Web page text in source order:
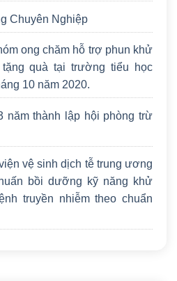
Chuyên Nghiệp
ong chăm hỗ trợ phun khử
quà tại trường tiểu học
10 năm 2020.
năm thành lập hội phòng trừ
vệ sinh dịch tễ trung ương
bồi dưỡng kỹ năng khử
truyền nhiễm theo chuẩn